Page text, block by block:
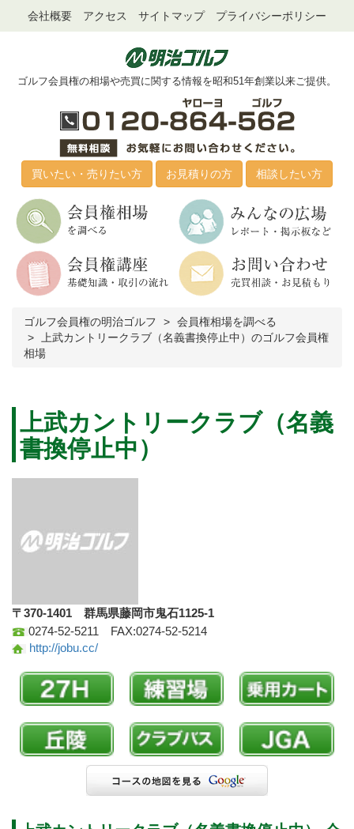
会社概要 アクセス サイトマップ プライバシーポリシー
ゴルフ会員権の相場や売買に関する情報を昭和51年創業以来ご提供。
買いたい・売りたい方 お見積りの方 相談したい方
ゴルフ会員権の明治ゴルフ
会員権相場を調べる
上武カントリークラブ（名義書換停止中）のゴルフ会員権
相場
上武カントリークラブ（名義
書換停止中）
〒370-1401 群馬県藤岡市鬼石1125-1
0274-52-5211 FAX:0274-52-5214
http://jobu.cc/